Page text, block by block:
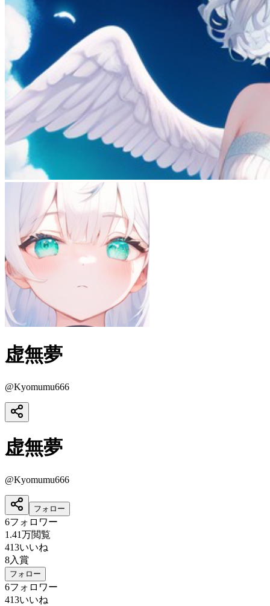
虚無夢
@Kyomumu666
虚無夢
@Kyomumu666
フォロー
6フォロワー
1.41万閲覧
413いいね
8入賞
フォロー
6フォロワー
413いいね